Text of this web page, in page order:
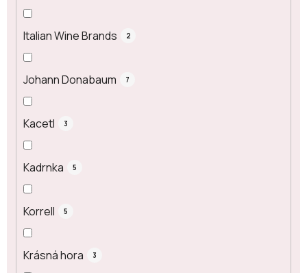
Italian Wine Brands 2
Johann Donabaum 7
Kacetl 3
Kadrnka 5
Korrell 5
Krásná hora 3